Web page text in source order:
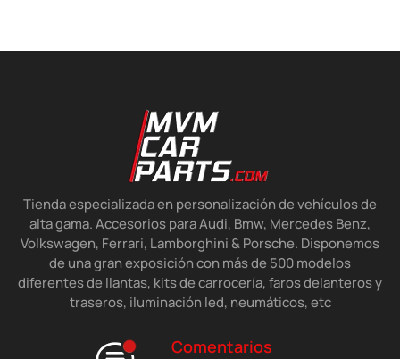
Tienda especializada en personalización de vehículos de
alta gama. Accesorios para Audi, Bmw, Mercedes Benz,
Volkswagen, Ferrari, Lamborghini & Porsche. Disponemos
de una gran exposición con más de 500 modelos
diferentes de llantas, kits de carrocería, faros delanteros y
traseros, iluminación led, neumáticos, etc
Comentarios